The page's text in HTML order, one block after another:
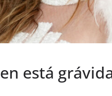
está